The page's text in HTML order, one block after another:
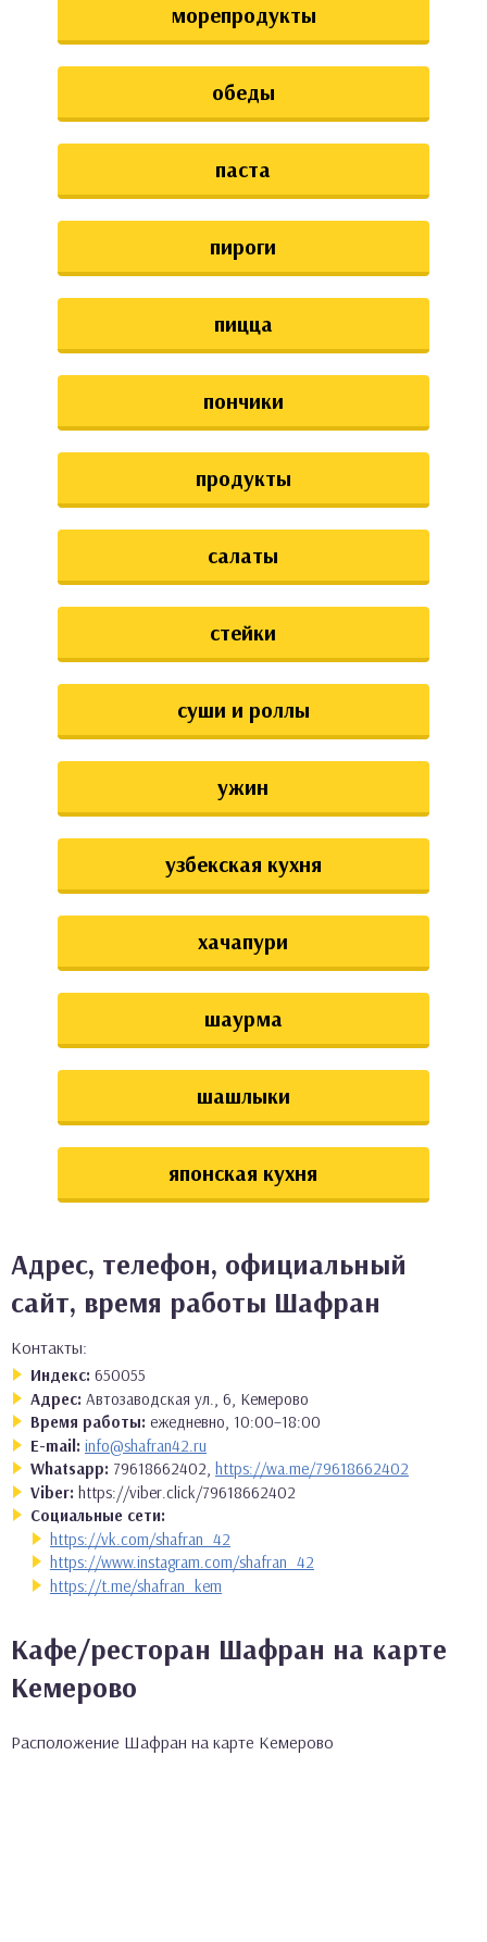
морепродукты
обеды
паста
пироги
пицца
пончики
продукты
салаты
стейки
суши и роллы
ужин
узбекская кухня
хачапури
шаурма
шашлыки
японская кухня
Адрес, телефон, официальный
сайт, время работы Шафран
Контакты:
Индекс: 650055
Адрес: Автозаводская ул., 6, Кемерово
Время работы: ежедневно, 10:00–18:00
E-mail: info@shafran42.ru
Whatsapp: 79618662402, https://wa.me/79618662402
Viber: https://viber.click/79618662402
Социальные сети:
https://vk.com/shafran_42
https://www.instagram.com/shafran_42
https://t.me/shafran_kem
Кафе/ресторан Шафран на карте
Кемерово
Расположение Шафран на карте Кемерово